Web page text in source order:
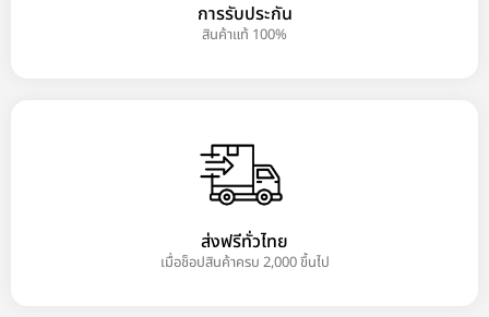
การรับประกัน
สินค้าแท้ 100%
ส่งฟรีทั่วไทย
เมื่อช็อปสินค้าครบ 2,000 ขึ้นไป